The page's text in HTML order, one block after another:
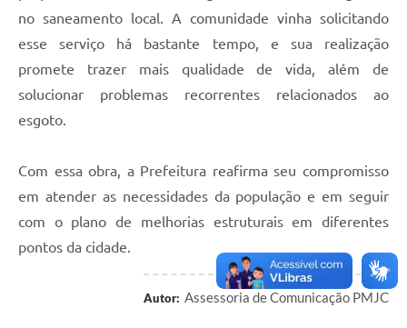
no saneamento local. A comunidade vinha solicitando
esse serviço há bastante tempo, e sua realização
promete trazer mais qualidade de vida, além de
solucionar problemas recorrentes relacionados ao
esgoto.
Com essa obra, a Prefeitura reafirma seu compromisso
em atender as necessidades da população e em seguir
com o plano de melhorias estruturais em diferentes
pontos da cidade.
Autor: Assessoria de Comunicação PMJC